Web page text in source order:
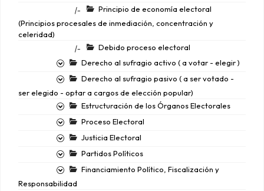
|-
Principio de economía electoral
(Principios procesales de inmediación, concentración y
celeridad)
|-
Debido proceso electoral
Derecho al sufragio activo ( a votar - elegir )
Derecho al sufragio pasivo ( a ser votado -
ser elegido - optar a cargos de elección popular)
Estructuración de los Órganos Electorales
Proceso Electoral
Justicia Electoral
Partidos Políticos
Financiamiento Político, Fiscalización y
Responsabilidad